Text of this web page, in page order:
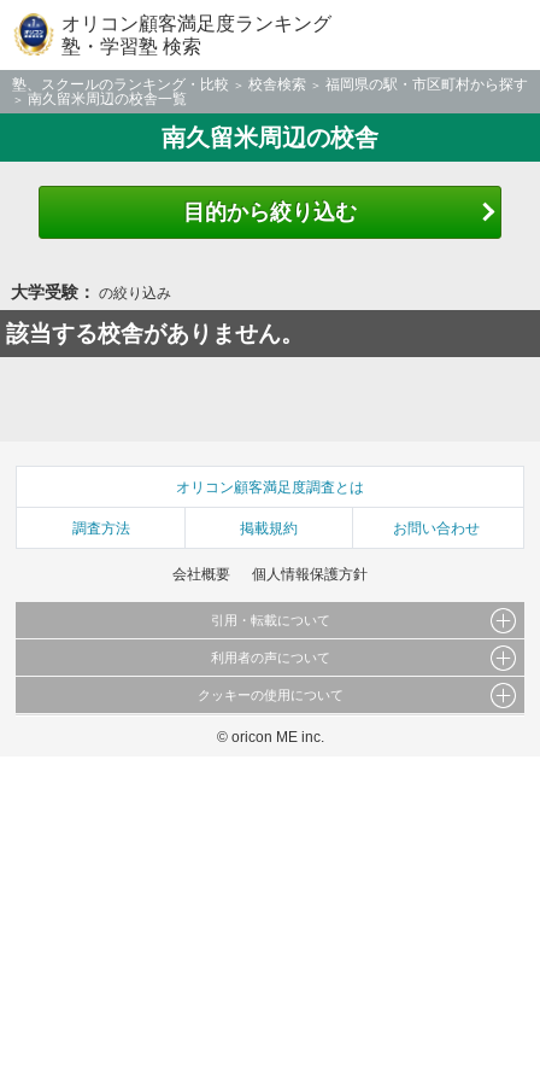
オリコン顧客満足度ランキング
塾・学習塾 検索
塾、スクールのランキング・比較 校舎検索
福岡県の駅・市区町村から探す
南久留米周辺の校舎一覧
南久留米周辺の校舎
目的から絞り込む
大学受験： の絞り込み
該当する校舎がありません。
オリコン顧客満足度調査とは
調査方法 掲載規約 お問い合わせ
会社概要 個人情報保護方針
引用・転載について
当サイトで公開されている情報（文字、写真、イラスト、画像データ等）及びこれらの配
これらの情報を権利者の許可なく無断転載・複製などの二次利用を行うことは固く禁じて
利用者の声について
当サイトに掲載している内容はすべてサービスの利用者が提出された見解・感想です。
弊社の見解・ 意見ではないことをご理解いただいた上でご覧ください。
クッキーの使用について
このサイトでは Cookie を使用して、ユーザーに合わせたコンテンツや広告の表示、ソー
© oricon ME inc.